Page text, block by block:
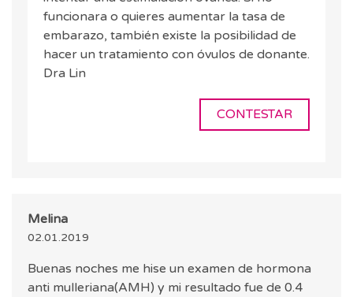
funcionara o quieres aumentar la tasa de
embarazo, también existe la posibilidad de
hacer un tratamiento con óvulos de donante.
Dra Lin
CONTESTAR
Melina
02.01.2019
Buenas noches me hise un examen de hormona
anti mulleriana(AMH) y mi resultado fue de 0.4